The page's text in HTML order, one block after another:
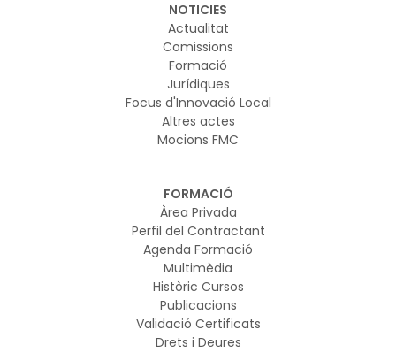
NOTICIES
Actualitat
Comissions
Formació
Jurídiques
Focus d'Innovació Local
Altres actes
Mocions FMC
FORMACIÓ
Àrea Privada
Perfil del Contractant
Agenda Formació
Multimèdia
Històric Cursos
Publicacions
Validació Certificats
Drets i Deures